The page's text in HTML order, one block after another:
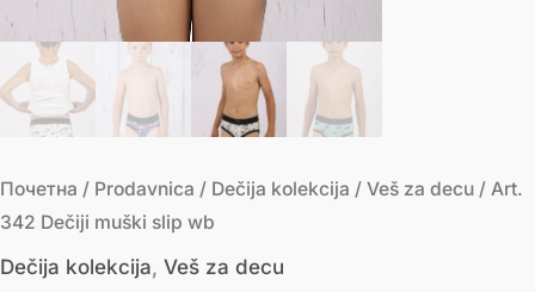
Почетна / Prodavnica / Dečija kolekcija / Veš za decu / Art.
342 Dečiji muški slip wb
Dečija kolekcija, Veš za decu